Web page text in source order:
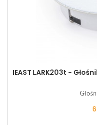
IEAST LARK203t -